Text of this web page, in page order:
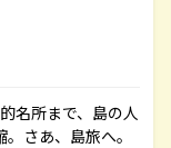
名所まで、島の人
さあ、島旅へ。